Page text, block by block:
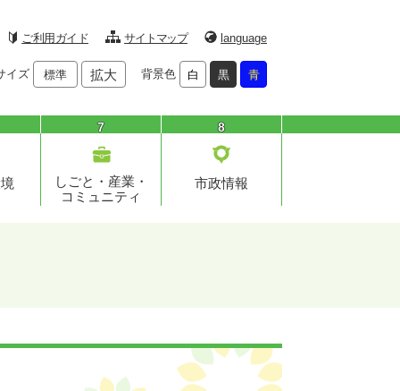
ご利用ガイド サイトマップ language
イズ 標準 拡大 背景色 白 黒 青
7
しごと・産業・
コミュニティ
8
市政情報